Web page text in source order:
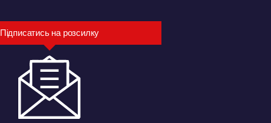
Підписатись на розсилку